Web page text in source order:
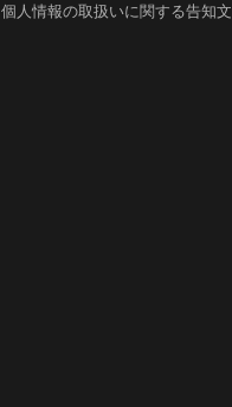
個人情報の取扱いに関する告知文